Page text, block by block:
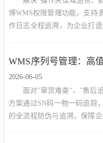
博WMS权限管理功能，支持
作日志全程追溯，为企业打
WMS序列号管理：高
2026-06-05
面对"窜货难查"、"售后
方案通过SN码一物一码追踪
的全流程防伪与追溯，保障企